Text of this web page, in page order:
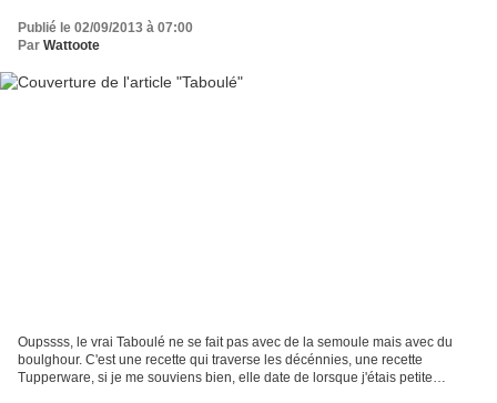
Publié le 02/09/2013 à 07:00
Par Wattoote
Oupssss, le vrai Taboulé ne se fait pas avec de la semoule mais avec du
boulghour. C'est une recette qui traverse les décénnies, une recette
Tupperware, si je me souviens bien, elle date de lorsque j'étais petite